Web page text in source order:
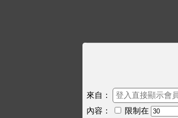
來自：
內容：
限制在